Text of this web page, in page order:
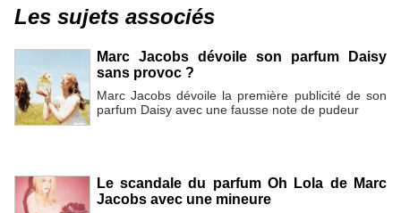
Les sujets associés
Marc Jacobs dévoile son parfum Daisy
sans provoc ?
Marc Jacobs dévoile la première publicité de son
parfum Daisy avec une fausse note de pudeur
Le scandale du parfum Oh Lola de Marc
Jacobs avec une mineure